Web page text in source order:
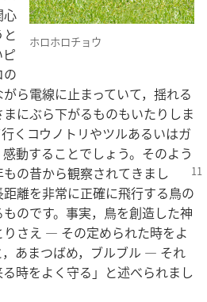
ホロホロチョウ
心​
の​
ら​電線​に​止まっ​て​い​て，揺れる​
に​ぶら下がる​もの​も​い​たり​し​ま
く​コウノトリ​や​ツル​あるいは​ガ
動​する​こと​でしょ​う。その​よう​
も​の​昔​から​観察​さ​れ​て​き​まし​
離​を​非常​に​正確​に​飛行​する​鳥​の​
の​です。事実，鳥​を​創造​し​た​神​
さえ ― その​定め​られ​た​時​を​よ
あまつばめ，ブルブル ― それ
時​を​よく​守る」と​述べ​られ​まし​